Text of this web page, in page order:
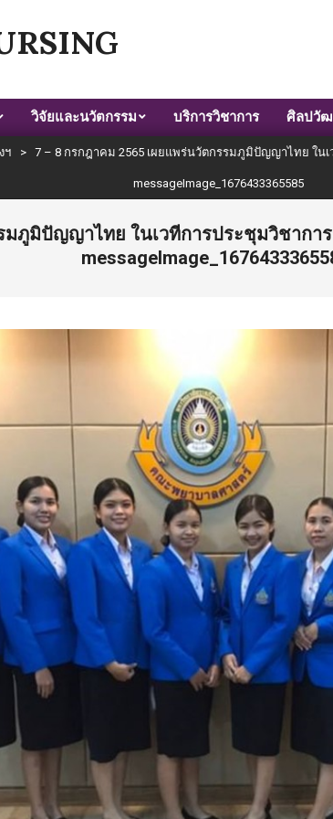
วิจัยและนวัตกรรม บริการวิชาการ ศิลปวั
ฯ > 7 – 8 กรกฎาคม 2565 เผยแพร่นวัตกรรมภูมิปัญญาไทย ใ
messageImage_1676433365585
มภูมิปัญญาไทย ในเวทีการประชุมวิชาก